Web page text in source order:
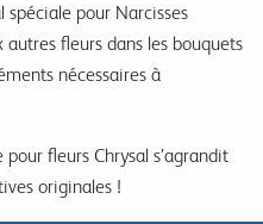
spéciale pour Narcisses
fleurs dans les bouquets
nécessaires à
fleurs Chrysal s’agrandit
originales !